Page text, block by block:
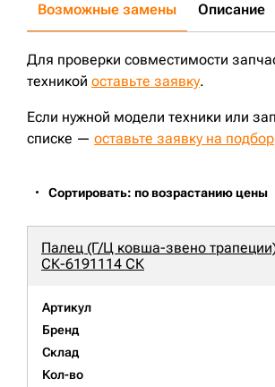
Возможные замены Описание
Для проверки совместимости
техникой оставьте заявку.
Если нужной модели техники или
списке — оставьте заявку на подбор
Сортировать: по возрастанию цены
Палец (Г/Ц ковша-звено
СК-6191114 СК
Артикул
Бренд
Склад
Кол-во